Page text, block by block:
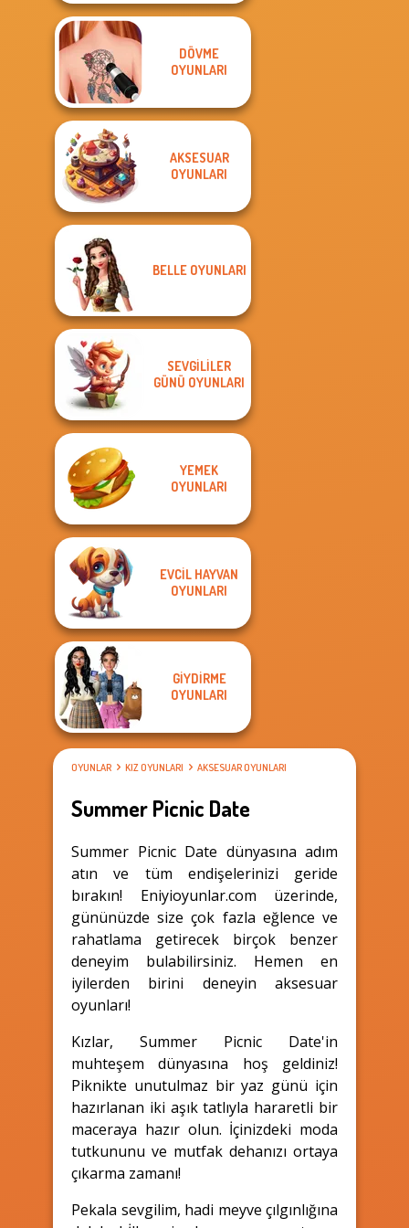
DÖVME
OYUNLARI
AKSESUAR
OYUNLARI
BELLE OYUNLARI
SEVGILILER
GÜNÜ OYUNLARI
YEMEK
OYUNLARI
EVCIL HAYVAN
OYUNLARI
GIYDIRME
OYUNLARI
OYUNLAR KIZ OYUNLARI AKSESUAR OYUNLARI
Summer Picnic Date
Summer Picnic Date dünyasına adım
atın ve tüm endişelerinizi geride
bırakın! Eniyioyunlar.com üzerinde,
gününüzde size çok fazla eğlence ve
rahatlama getirecek birçok benzer
deneyim bulabilirsiniz. Hemen en
iyilerden birini deneyin aksesuar
oyunları!
Kızlar, Summer Picnic Date'in
muhteşem dünyasına hoş geldiniz!
Piknikte unutulmaz bir yaz günü için
hazırlanan iki aşık tatlıyla hararetli bir
maceraya hazır olun. İçinizdeki moda
tutkununu ve mutfak dehanızı ortaya
çıkarma zamanı!
Pekala sevgilim, hadi meyve çılgınlığına